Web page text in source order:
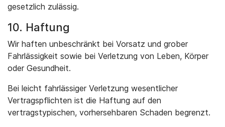
gesetzlich zulässig.
10. Haftung
Wir haften unbeschränkt bei Vorsatz und grober
Fahrlässigkeit sowie bei Verletzung von Leben, Körper
oder Gesundheit.
Bei leicht fahrlässiger Verletzung wesentlicher
Vertragspflichten ist die Haftung auf den
vertragstypischen, vorhersehbaren Schaden begrenzt.